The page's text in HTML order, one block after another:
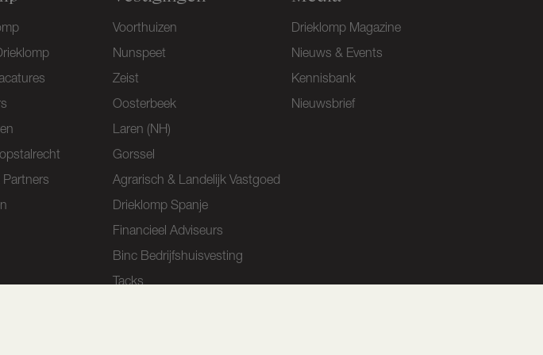
Partners
Voorthuizen
Nunspeet
Zeist
Oosterbeek
Laren (NH)
Gorssel
Agrarisch & Landelijk Vastgoed
Drieklomp Spanje
Financieel Adviseurs
Binc Bedrijfshuisvesting
Tacks
Drieklomp Magazine
Nieuws & Events
Kennisbank
Nieuwsbrief